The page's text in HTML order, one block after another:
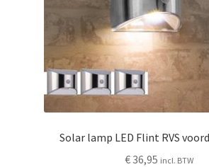
Solar lamp LED Flint RVS
€36,95 incl. BTW